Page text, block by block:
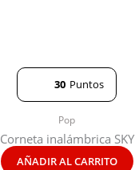
30 Puntos
Pop
Corneta inalámbrica SKY
AÑADIR AL CARRITO